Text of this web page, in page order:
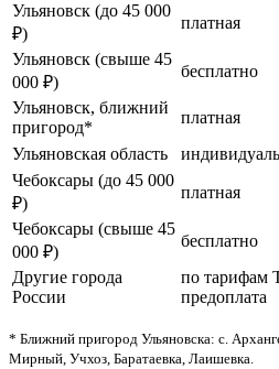
Ульяновск (до 45 000
₽)
платная
Ульяновск (свыше 45
000 ₽)
бесплатно
Ульяновск, ближний
пригород*
платная
Ульяновская область
Чебоксары (до 45 000
₽)
платная
Чебоксары (свыше 45
000 ₽)
бесплатно
Другие города
России
по тарифам
предоплата
* Ближний пригород Ульяновска: с.
Мирный, Учхоз, Баратаевка, Лаишевка.